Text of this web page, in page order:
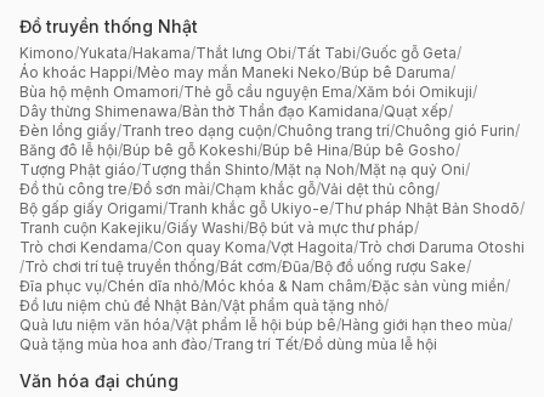
Đồ truyền thống Nhật
Kimono/Yukata/Hakama/Thắt lưng Obi/Tất Tabi/Guốc gỗ Geta/
Áo khoác Happi/Mèo may mắn Maneki Neko/Búp bê Daruma/
Bùa hộ mệnh Omamori/Thẻ gỗ cầu nguyện Ema/Xăm bói Omikuji/
Dây thừng Shimenawa/Bàn thờ Thần đạo Kamidana/Quạt xếp/
Đèn lồng giấy/Tranh treo dạng cuộn/Chuông trang trí/Chuông gió Furin/
Băng đô lễ hội/Búp bê gỗ Kokeshi/Búp bê Hina/Búp bê Gosho/
Tượng Phật giáo/Tượng thần Shinto/Mặt nạ Noh/Mặt nạ quỷ Oni/
Đồ thủ công tre/Đồ sơn mài/Chạm khắc gỗ/Vải dệt thủ công/
Bộ gấp giấy Origami/Tranh khắc gỗ Ukiyo-e/Thư pháp Nhật Bản Shodō/
Tranh cuộn Kakejiku/Giấy Washi/Bộ bút và mực thư pháp/
Trò chơi Kendama/Con quay Koma/Vợt Hagoita/Trò chơi Daruma Otoshi
/Trò chơi trí tuệ truyền thống/Bát cơm/Đũa/Bộ đồ uống rượu Sake/
Đĩa phục vụ/Chén dĩa nhỏ/Móc khóa & Nam châm/Đặc sản vùng miền/
Đồ lưu niệm chủ đề Nhật Bản/Vật phẩm quà tặng nhỏ/
Quà lưu niệm văn hóa/Vật phẩm lễ hội búp bê/Hàng giới hạn theo mùa/
Quà tặng mùa hoa anh đào/Trang trí Tết/Đồ dùng mùa lễ hội
Văn hóa đại chúng